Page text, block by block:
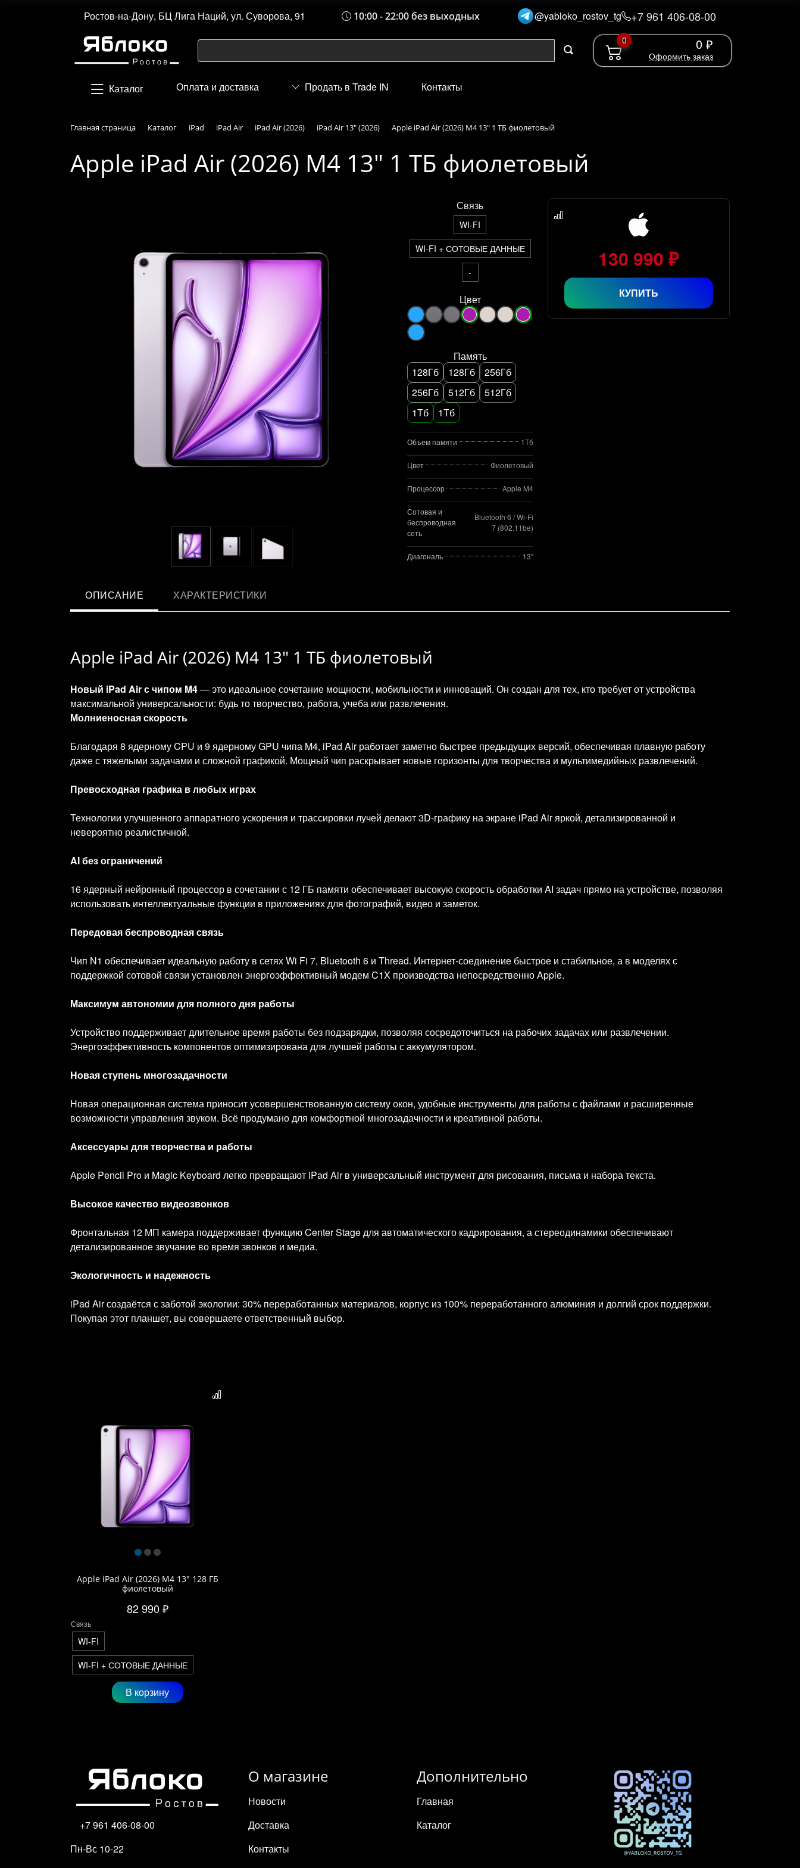
Ростов-на-Дону, БЦ Лига Наций, ул. Суворова, 91 10:00 - 22:00 без выходных @yabloko_rostov_tg +7 961 406-08-00
0 0 ₽
Оформить заказ
Каталог Оплата и доставка Продать в Trade IN Контакты
Главная страница Каталог iPad iPad Air iPad Air (2026) iPad Air 13" (2026) Apple iPad Air (2026) M4 13" 1 ТБ фиолетовый
Apple iPad Air (2026) M4 13" 1 ТБ фиолетовый
Связь
WI-FI
WI-FI + СОТОВЫЕ ДАННЫЕ
-
Цвет
Память
128Гб
128Гб
256Гб
256Гб
512Гб
512Гб
1Тб
1Тб
Объем памяти 1Тб
Цвет Фиолетовый
Процессор Apple M4
Сотовая и
беспроводная
сеть
Bluetooth 6 / Wi‑Fi
7 (802.11be)
Диагональ 13"
130 990 ₽
КУПИТЬ
ОПИСАНИЕ ХАРАКТЕРИСТИКИ
Apple iPad Air (2026) M4 13" 1 ТБ фиолетовый
Новый iPad Air с чипом M4— это идеальное сочетание мощности, мобильности и инноваций. Он создан для тех, кто требует от устройства
максимальной универсальности: будь то творчество, работа, учеба или развлечения.
Молниеносная скорость
Благодаря 8 ядерному CPU и 9 ядерному GPU чипа M4, iPad Air работает заметно быстрее предыдущих версий, обеспечивая плавную работу
даже с тяжелыми задачами и сложной графикой. Мощный чип раскрывает новые горизонты для творчества и мультимедийных развлечений.
Превосходная графика в любых играх
Технологии улучшенного аппаратного ускорения и трассировки лучей делают 3D-графику на экране iPad Air яркой, детализированной и
невероятно реалистичной.
AI без ограничений
16 ядерный нейронный процессор в сочетании с 12 ГБ памяти обеспечивает высокую скорость обработки AI задач прямо на устройстве, позволяя
использовать интеллектуальные функции в приложениях для фотографий, видео и заметок.
Передовая беспроводная связь
Чип N1 обеспечивает идеальную работу в сетях Wi Fi 7, Bluetooth 6 и Thread. Интернет-соединение быстрое и стабильное, а в моделях с
поддержкой сотовой связи установлен энергоэффективный модем C1X производства непосредственно Apple.
Максимум автономии для полного дня работы
Устройство поддерживает длительное время работы без подзарядки, позволяя сосредоточиться на рабочих задачах или развлечении.
Энергоэффективность компонентов оптимизирована для лучшей работы с аккумулятором.
Новая ступень многозадачности
Новая операционная система приносит усовершенствованную систему окон, удобные инструменты для работы с файлами и расширенные
возможности управления звуком. Всё продумано для комфортной многозадачности и креативной работы.
Аксессуары для творчества и работы
Apple Pencil Pro и Magic Keyboard легко превращают iPad Air в универсальный инструмент для рисования, письма и набора текста.
Высокое качество видеозвонков
Фронтальная 12 МП камера поддерживает функцию Center Stage для автоматического кадрирования, а стереодинамики обеспечивают
детализированное звучание во время звонков и медиа.
Экологичность и надежность
iPad Air создаётся с заботой экологии: 30% переработанных материалов, корпус из 100% переработанного алюминия и долгий срок поддержки.
Покупая этот планшет, вы совершаете ответственный выбор.
Apple iPad Air (2026) M4 13" 128 ГБ
фиолетовый
82 990 ₽
Связь
WI-FI
WI-FI + СОТОВЫЕ ДАННЫЕ
В корзину
О магазине
Новости
Доставка
Контакты
Дополнительно
Главная
Каталог
+7 961 406-08-00
Пн-Вс 10-22